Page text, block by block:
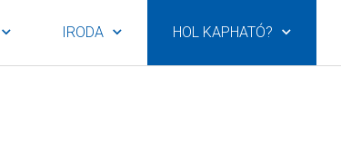
IRODA HOL KAPHATÓ?